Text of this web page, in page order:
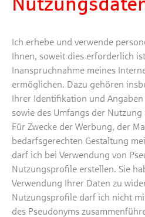
Ich erhebe und verwende
Ihnen, soweit dies erforderlich
Inanspruchnahme meines
ermöglichen. Dazu gehören
Ihrer Identifikation und
sowie des Umfangs der Nutzung
Für Zwecke der Werbung, der
bedarfsgerechten Gestaltung
darf ich bei Verwendung von
Nutzungsprofile erstellen. Sie
Verwendung Ihrer Daten zu
Nutzungsprofile darf ich nicht
des Pseudonyms